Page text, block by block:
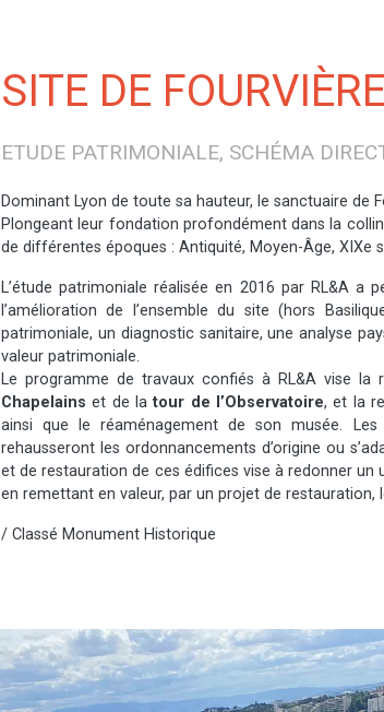
SITE DE
ETUDE PATRIMONIALE, SCHÉMA
Dominant Lyon de toute sa hauteur, le sanctuaire de
Plongeant leur fondation profondément dans la
de différentes époques : Antiquité, Moyen-Âge, XIXe
L’étude patrimoniale réalisée en 2016 par RL&A a
l’amélioration de l’ensemble du site (hors
patrimoniale, un diagnostic sanitaire, une analyse
valeur patrimoniale.
Le programme de travaux confiés à RL&A vise
Chapelains et de latour de l’Observatoire, et la
ainsi que le réaménagement de son musée.
rehausseront les ordonnancements d’origine ou
et de restauration de ces édifices vise à redonner
en remettant en valeur, par un projet de restauration,
/ Classé Monument Historique